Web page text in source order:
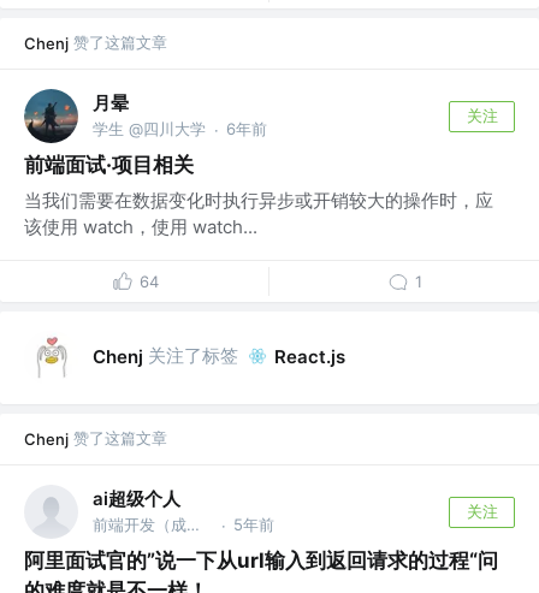
Chenj 赞了这篇文章
月晕
学生 @四川大学 · 6年前
关注
前端面试·项目相关
当我们需要在数据变化时执行异步或开销较大的操作时，应
该使用 watch，使用 watch...
64 1
Chenj 关注了标签 React.js
Chenj 赞了这篇文章
ai超级个人
前端开发（成都） @前端技术专家 · 5年前
关注
阿里面试官的”说一下从url输入到返回请求的过程“问